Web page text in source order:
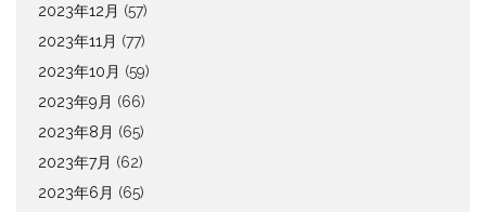
2023年12月 (57)
2023年11月 (77)
2023年10月 (59)
2023年9月 (66)
2023年8月 (65)
2023年7月 (62)
2023年6月 (65)